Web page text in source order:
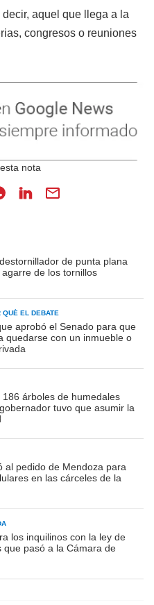
decir, aquel que llega a la
congresos o reuniones
de punta plana
de los tornillos
EL DEBATE
aprobó el Senado para que
quedarse con un inmueble o
árboles de humedales
tuvo que asumir la
al pedido de Mendoza para
en las cárceles de la
los inquilinos con la ley de
que pasó a la Cámara de